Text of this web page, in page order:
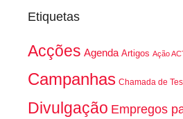
Etiquetas
Acções Agenda Artigos Ação
Campanhas Chamada de
Divulgação Empregos